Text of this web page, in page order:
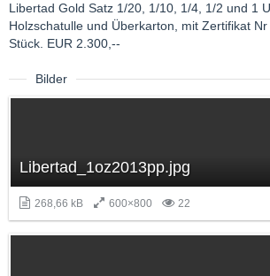
Libertad Gold Satz 1/20, 1/10, 1/4, 1/2 und 1
Holzschatulle und Überkarton, mit Zertifikat
Stück. EUR 2.300,--
Bilder
Libertad_1oz2013pp.jpg
268,66 kB 600×800 22